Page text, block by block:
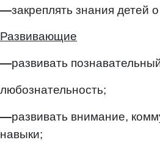
—закреплять знания детей о
Развивающие
—развивать
любознательность;
—развивать внимание,
навыки;